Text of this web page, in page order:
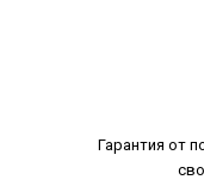
Гарантия от